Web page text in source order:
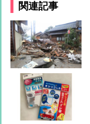
関連記事